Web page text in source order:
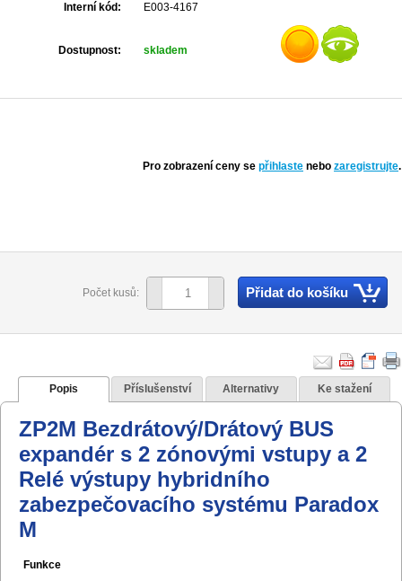
Interní kód:
E003-4167
Dostupnost: skladem
Pro zobrazení ceny se přihlaste nebo zaregistrujte.
Počet kusů: Přidat do košíku
Popis Příslušenství Alternativy Ke stažení
ZP2M Bezdrátový/Drátový BUS
expandér s 2 zónovými vstupy a 2
Relé výstupy hybridního
zabezpečovacího systému Paradox
M
Funkce